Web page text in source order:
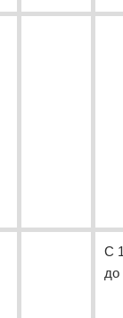
С
до